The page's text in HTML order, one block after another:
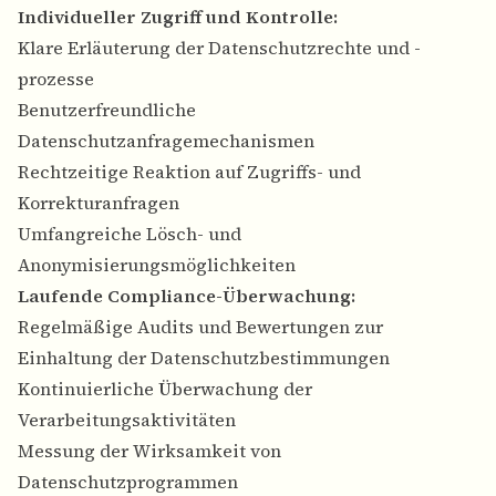
Individueller Zugriff und Kontrolle:
Klare Erläuterung der Datenschutzrechte und -
prozesse
Benutzerfreundliche
Datenschutzanfragemechanismen
Rechtzeitige Reaktion auf Zugriffs- und
Korrekturanfragen
Umfangreiche Lösch- und
Anonymisierungsmöglichkeiten
Laufende Compliance-Überwachung:
Regelmäßige Audits und Bewertungen zur
Einhaltung der Datenschutzbestimmungen
Kontinuierliche Überwachung der
Verarbeitungsaktivitäten
Messung der Wirksamkeit von
Datenschutzprogrammen